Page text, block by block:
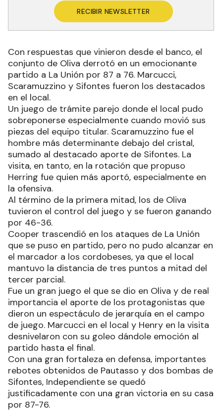
Con respuestas que vinieron desde el banco, el
conjunto de Oliva derrotó en un emocionante
partido a La Unión por 87 a 76. Marcucci,
Scaramuzzino y Sifontes fueron los destacados
en el local.
Un juego de trámite parejo donde el local pudo
sobreponerse especialmente cuando movió sus
piezas del equipo titular. Scaramuzzino fue el
hombre más determinante debajo del cristal,
sumado al destacado aporte de Sifontes. La
visita, en tanto, en la rotación que propuso
Herring fue quien más aportó, especialmente en
la ofensiva.
Al término de la primera mitad, los de Oliva
tuvieron el control del juego y se fueron ganando
por 46-36.
Cooper trascendió en los ataques de La Unión
que se puso en partido, pero no pudo alcanzar en
el marcador a los cordobeses, ya que el local
mantuvo la distancia de tres puntos a mitad del
tercer parcial.
Fue un gran juego el que se dio en Oliva y de real
importancia el aporte de los protagonistas que
dieron un espectáculo de jerarquía en el campo
de juego. Marcucci en el local y Henry en la visita
desnivelaron con su goleo dándole emoción al
partido hasta el final.
Con una gran fortaleza en defensa, importantes
rebotes obtenidos de Pautasso y dos bombas de
Sifontes, Independiente se quedó